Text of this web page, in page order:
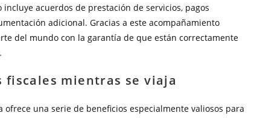
acuerdos de prestación de servicios, pagos
adicional. Gracias a este acompañamiento
del mundo con la garantía de que están correctamente
fiscales mientras se viaja
una serie de beneficios especialmente valiosos para